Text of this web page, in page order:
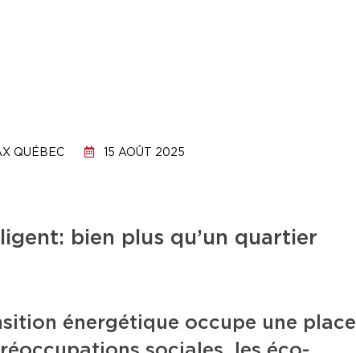
QUÉBEC 15 AOÛT 2025
bien plus qu’un quartier
énergétique occupe une place